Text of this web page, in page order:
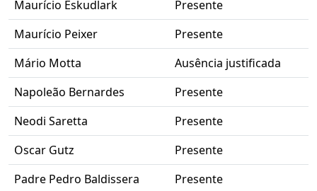
Maurício Eskudlark
Presente
Maurício Peixer
Presente
Mário Motta
Ausência justificada
Napoleão Bernardes
Presente
Neodi Saretta
Presente
Oscar Gutz
Presente
Padre Pedro Baldissera
Presente